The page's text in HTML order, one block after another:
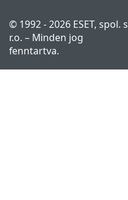
© 1992 - 2026 ESET, spol. s
r.o. – Minden jog
fenntartva.